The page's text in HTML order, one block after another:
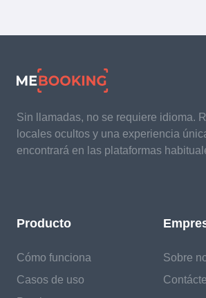
Sin llamadas, no se requiere idioma.
locales ocultos y una experiencia
encontrará en las plataformas
Producto
Cómo funciona
Casos de uso
Sobre